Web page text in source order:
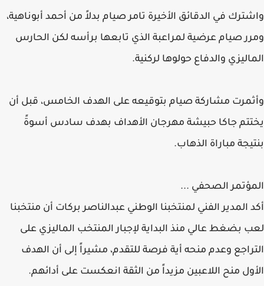
واشترك في الدقائق الأخيرة تامر صيام بدلاً من أحمد أبوناهية،
ومرر صيام عرضية لمراعبة الذي تابعها برأسه لكن الحارس
الماليزي والدفاع حولوها لركنية.
وأثمرت مشاركة صيام بتوقيعه على الهدف الخامس، قبل أن
يختتم جاكا حبيشة مهرجان الأهداف بهدف سادس أسوةً
بنتيجة مباراة الذهاب.
المؤتمر الصحفي ...
أكد المدير الفني لمنتخبنا الوطني عبدالناصر بركات أن منتخبنا
لعب بضغط عالي منذ البداية لإجبار المنتخب الماليزي على
التراجع وعدم منحه أية فرصة للتقدم، مشيراً إلى أن الهدف
الأول منح اللاعبين مزيداً من الثقة انعكست على أدائهم.